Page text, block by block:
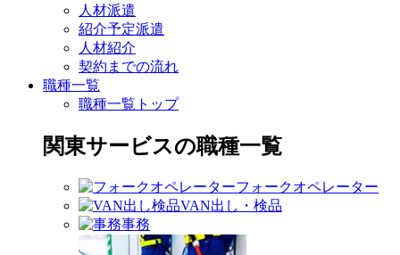
人材派遣
紹介予定派遣
人材紹介
契約までの流れ
職種一覧
職種一覧トップ
関東サービスの職種一覧
フォークオペレーター
VAN出し・検品
事務